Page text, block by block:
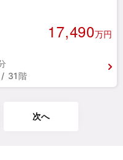
17,490万円
31階
次へ